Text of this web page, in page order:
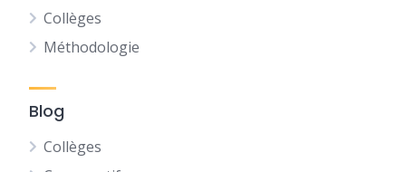
Collèges
Méthodologie
Blog
Collèges